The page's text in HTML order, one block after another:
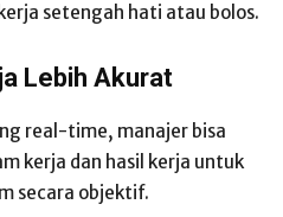
setengah hati atau bolos.
Lebih Akurat
real-time, manajer bisa
kerja dan hasil kerja untuk
secara objektif.